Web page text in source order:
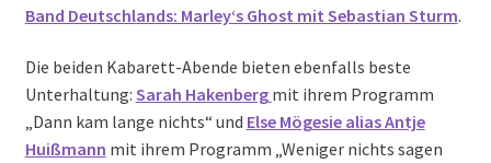
Band Deutschlands: Marley‘s Ghost mit Sebastian Sturm.
Die beiden Kabarett-Abende bieten ebenfalls beste
Unterhaltung: Sarah Hakenberg mit ihrem Programm
„Dann kam lange nichts“ und Else Mögesie alias Antje
Huißmann mit ihrem Programm „Weniger nichts sagen